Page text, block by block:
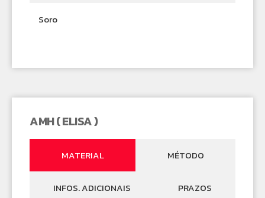
Soro
AMH ( ELISA )
MATERIAL MÉTODO
INFOS. ADICIONAIS PRAZOS